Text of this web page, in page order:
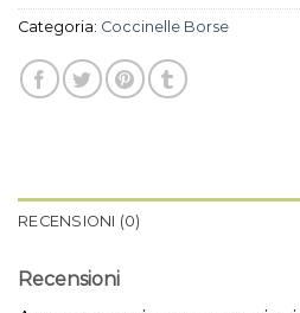
Categoria: Coccinelle Borse
RECENSIONI (0)
Recensioni